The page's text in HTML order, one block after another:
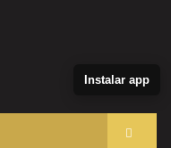
Instalar app